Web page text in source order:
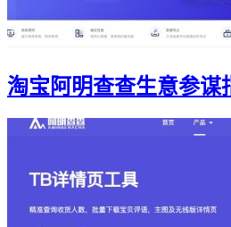
淘宝阿明查查生意参谋